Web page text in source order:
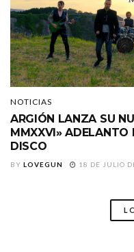
NOTICIAS
ARGIÓN LANZA SU
MMXXVI» ADELANTO
DISCO
BY LOVEGUN 18 DE JULIO